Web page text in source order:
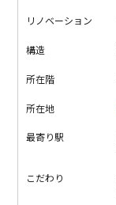
リノベーション
構造
所在階
所在地
最寄り駅
こだわり